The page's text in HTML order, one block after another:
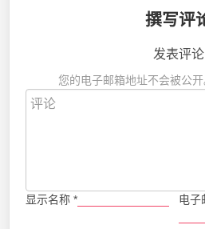
撰写评
发表评论
您的电子邮箱地址不会被公开
显示名称 * 电子